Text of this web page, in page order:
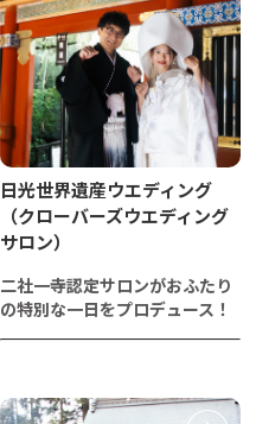
日光世界遺産ウエディング
（クローバーズウエディング
サロン）
二社一寺認定サロンがおふたり
の特別な一日をプロデュース！